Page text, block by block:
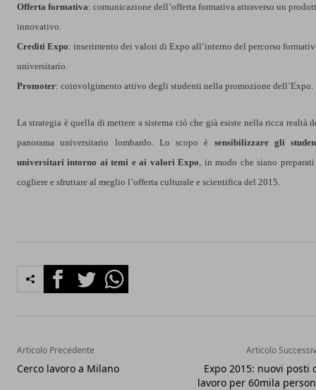
Offerta formativa: comunicazione dell’offerta formativa attraverso un
innovativo.
Crediti Expo: inserimento dei valori di Expo all’interno del percorso
universitario.
Promoter: coinvolgimento attivo degli studenti nella promozione dell’Expo.
La strategia è quella di mettere a sistema ciò che già esiste nella ricca realtà
panorama universitario lombardo. Lo scopo è sensibilizzare gli
universitari intorno ai temi e ai valori Expo , in modo che siano
cogliere e sfruttare al meglio l’offerta culturale e scientifica del 2015.
FacebookTwitterWhatsapp
Articolo Precedente
Cerco lavoro a Milano
Articolo
Expo 2015: nuovi posti
lavoro per 60mila